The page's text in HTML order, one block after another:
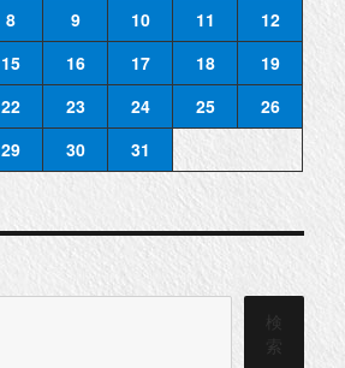
8 9 10 11
12
15 16 17 18
19
22 23 24 25
26
29 30 31
検
索